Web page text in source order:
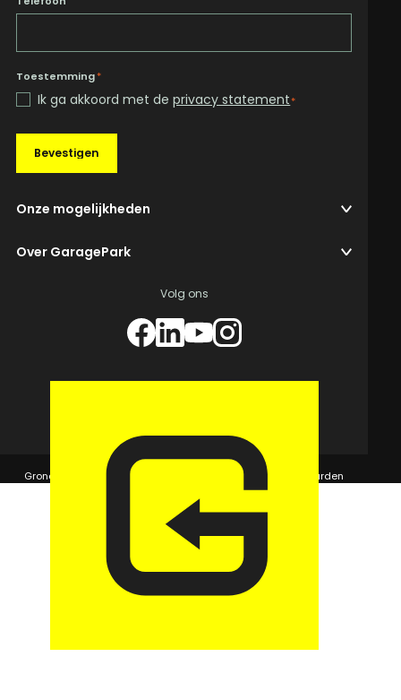
Toestemming*
Ik ga akkoord met deprivacy statement*
Bevestigen
Onze mogelijkheden
Over GaragePark
Volg ons
© 2026 GaragePark.
Grondposities
365Beheer & GaragePark Algemene voorwaarden